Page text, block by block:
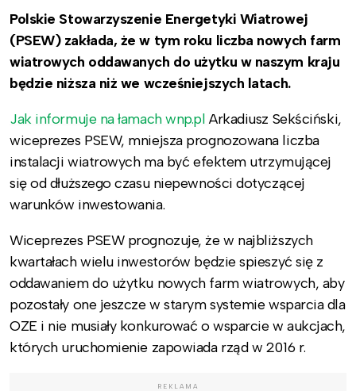
Polskie Stowarzyszenie Energetyki Wiatrowej
(PSEW) zakłada, że w tym roku liczba nowych farm
wiatrowych oddawanych do użytku w naszym kraju
będzie niższa niż we wcześniejszych latach.
Jak informuje na łamach wnp.plArkadiusz Sekściński,
wiceprezes PSEW, mniejsza prognozowana liczba
instalacji wiatrowych ma być efektem utrzymującej
się od dłuższego czasu niepewności dotyczącej
warunków inwestowania.
Wiceprezes PSEW prognozuje, że w najbliższych
kwartałach wielu inwestorów będzie spieszyć się z
oddawaniem do użytku nowych farm wiatrowych, aby
pozostały one jeszcze w starym systemie wsparcia dla
OZE i nie musiały konkurować o wsparcie w aukcjach,
których uruchomienie zapowiada rząd w 2016 r.
REKLAMA